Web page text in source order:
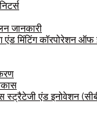
जानकारी
एंड मिंटिंग कॉरपोरेशन ऑफ
स्ट्रैटेजी एंड इनोवेशन